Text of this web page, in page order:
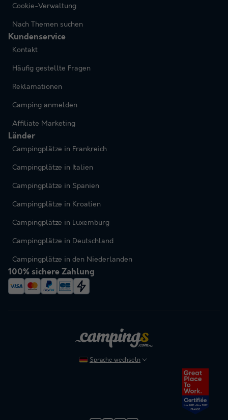
Cookie-Verwaltung
Nach Themen suchen
Kundenservice
Kontakt
Häufig gestellte Fragen
Reklamationen
Camping anmelden
Affiliate Marketing
Länder
Campingplätze in Frankreich
Campingplätze in Italien
Campingplätze in Spanien
Campingplätze in Kroatien
Campingplätze in Luxemburg
Campingplätze in Deutschland
Campingplätze in den Niederlanden
100% sichere Zahlung
Sprache wechseln